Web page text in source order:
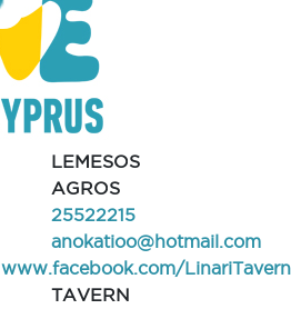
LEMESOS
AGROS
25522215
anokatioo@hotmail.com
www.facebook.com/LinariTavern
TAVERN